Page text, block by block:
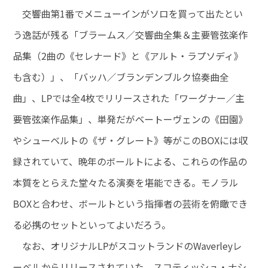
交響曲第1番でメニューインがソロを買って出たとい
う逸話が残る「ブラームス／交響曲全集＆主要管弦楽作
品集（2曲の《セレナード》と《アルト・ラプソディ》
も含む）」、「バッハ／ブランデンブルク協奏曲全
曲」、LPでは全4枚でリリースされた「ワーグナー／主
要管弦楽作品集」、単発だがベートーヴェンの《田園》
やシューベルトの《ザ・グレート》等がこのBOXには収
録されていて、晩年のボールトによる、これらの作品の
本質をとらえた堂々たる演奏を堪能できる。モノラル
BOXと合わせ、ボールトという指揮者の芸術を俯瞰でき
る必携のセットといってよいだろう。
なお、オリジナルLPがスコットランドのWaverleyレ